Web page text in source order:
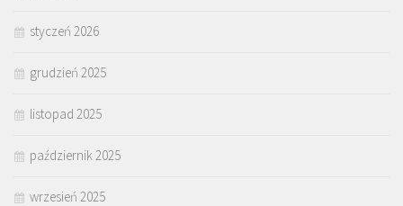
styczeń 2026
grudzień 2025
listopad 2025
październik 2025
wrzesień 2025